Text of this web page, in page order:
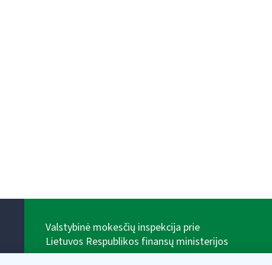
Valstybinė mokesčių inspekcija prie
Lietuvos Respublikos finansų ministerijos